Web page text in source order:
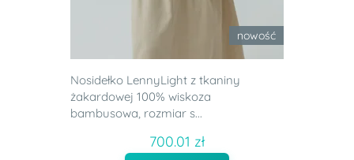
nowość
Nosidełko LennyLight z tkaniny
żakardowej 100% wiskoza
bambusowa, rozmiar s...
700.01 zł